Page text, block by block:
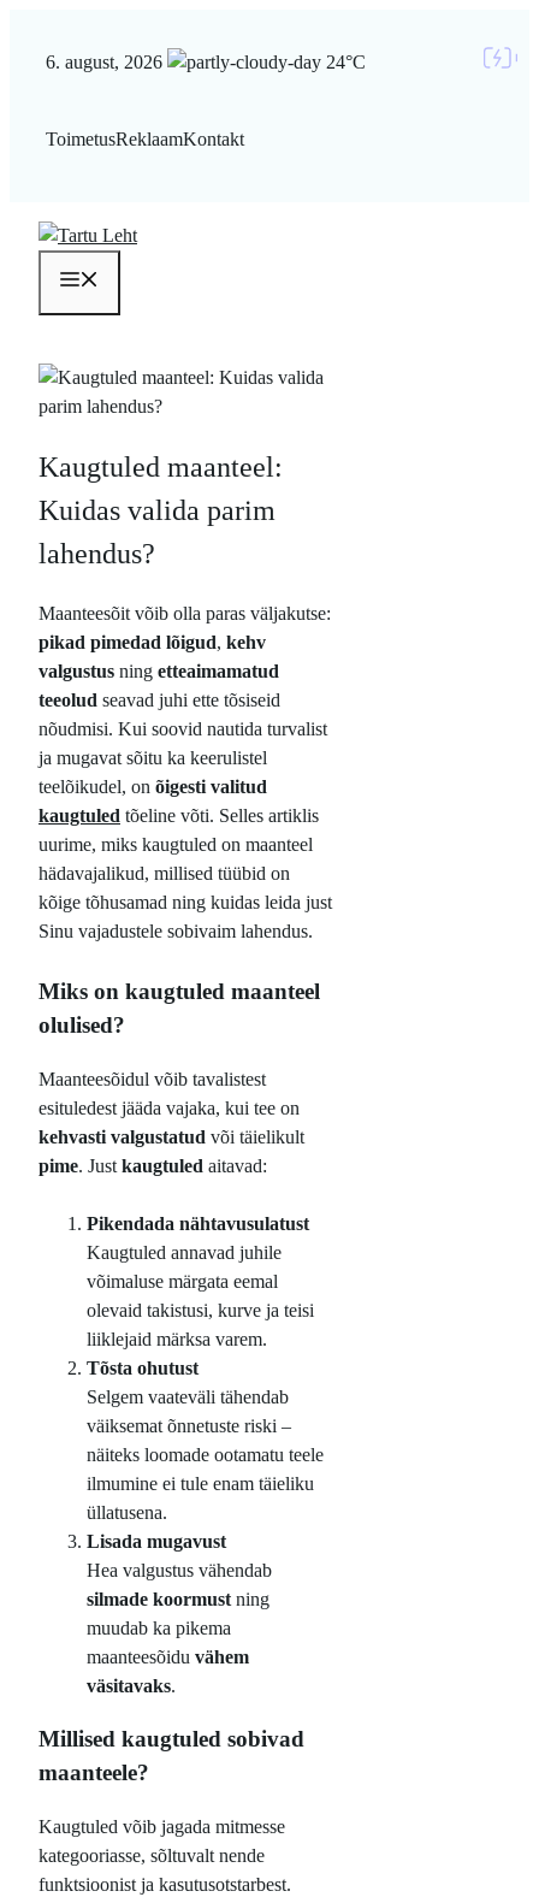
6. august, 2026 24°C
ToimetusReklaamKontakt
Kaugtuled maanteel:
Kuidas valida parim
lahendus?
Maanteesõit võib olla paras väljakutse:
pikad pimedad lõigud, kehv
valgustus ning etteaimamatud
teeolud seavad juhi ette tõsiseid
nõudmisi. Kui soovid nautida turvalist
ja mugavat sõitu ka keerulistel
teelõikudel, on õigesti valitud
kaugtuled tõeline võti. Selles artiklis
uurime, miks kaugtuled on maanteel
hädavajalikud, millised tüübid on
kõige tõhusamad ning kuidas leida just
Sinu vajadustele sobivaim lahendus.
Miks on kaugtuled maanteel
olulised?
Maanteesõidul võib tavalistest
esituledest jääda vajaka, kui tee on
kehvasti valgustatud või täielikult
pime. Just kaugtuled aitavad:
Pikendada nähtavusulatust
Kaugtuled annavad juhile
võimaluse märgata eemal
olevaid takistusi, kurve ja teisi
liiklejaid märksa varem.
Tõsta ohutust
Selgem vaateväli tähendab
väiksemat õnnetuste riski –
näiteks loomade ootamatu teele
ilmumine ei tule enam täieliku
üllatusena.
Lisada mugavust
Hea valgustus vähendab
silmade koormust ning
muudab ka pikema
maanteesõidu vähem
väsitavaks.
Millised kaugtuled sobivad
maanteele?
Kaugtuled võib jagada mitmesse
kategooriasse, sõltuvalt nende
funktsioonist ja kasutusotstarbest.